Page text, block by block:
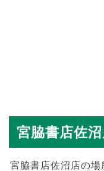
宮脇書店佐
宮脇書店佐沼店の